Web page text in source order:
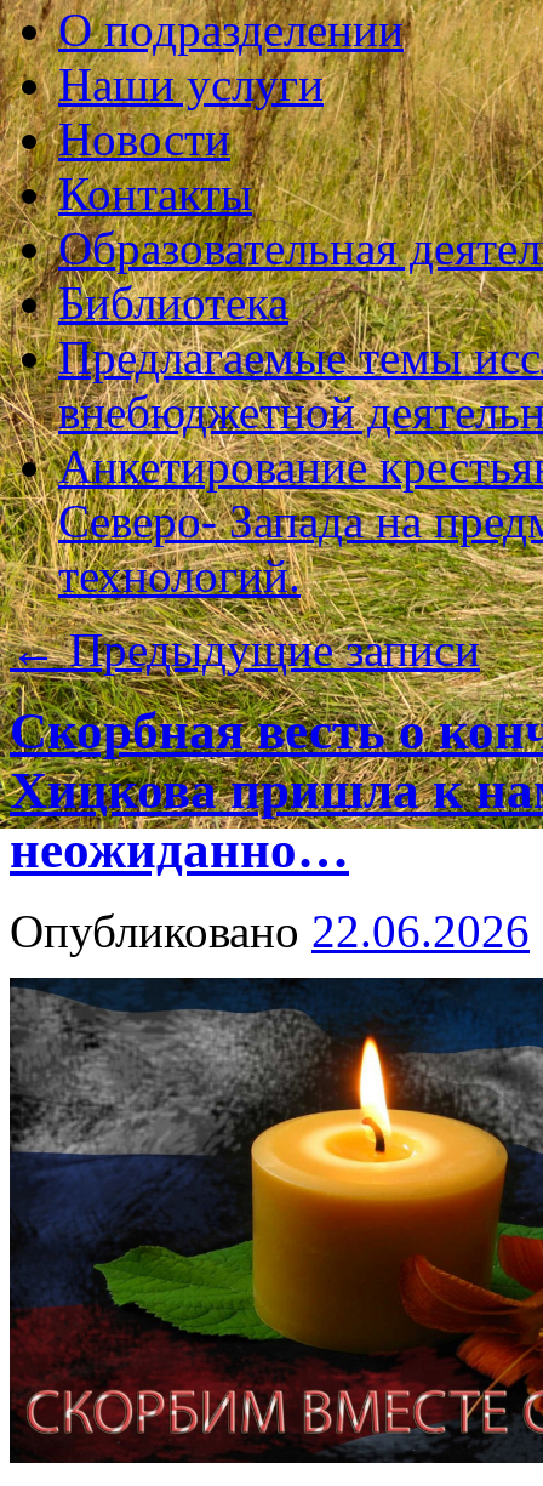
О подразделении
Наши услуги
Новости
Контакты
Образовательная
Библиотека
Предлагаемые темы
внебюджетной
Анкетирование
Северо- Запада на
технологий.
←Предыдущие записи
Скорбная весть о
Хицкова пришла к
неожиданно…
Опубликовано 22.06.2026